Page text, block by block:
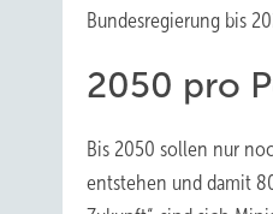
Bundesregierung bis
2050 pro
Bis 2050 sollen nur
entstehen und damit